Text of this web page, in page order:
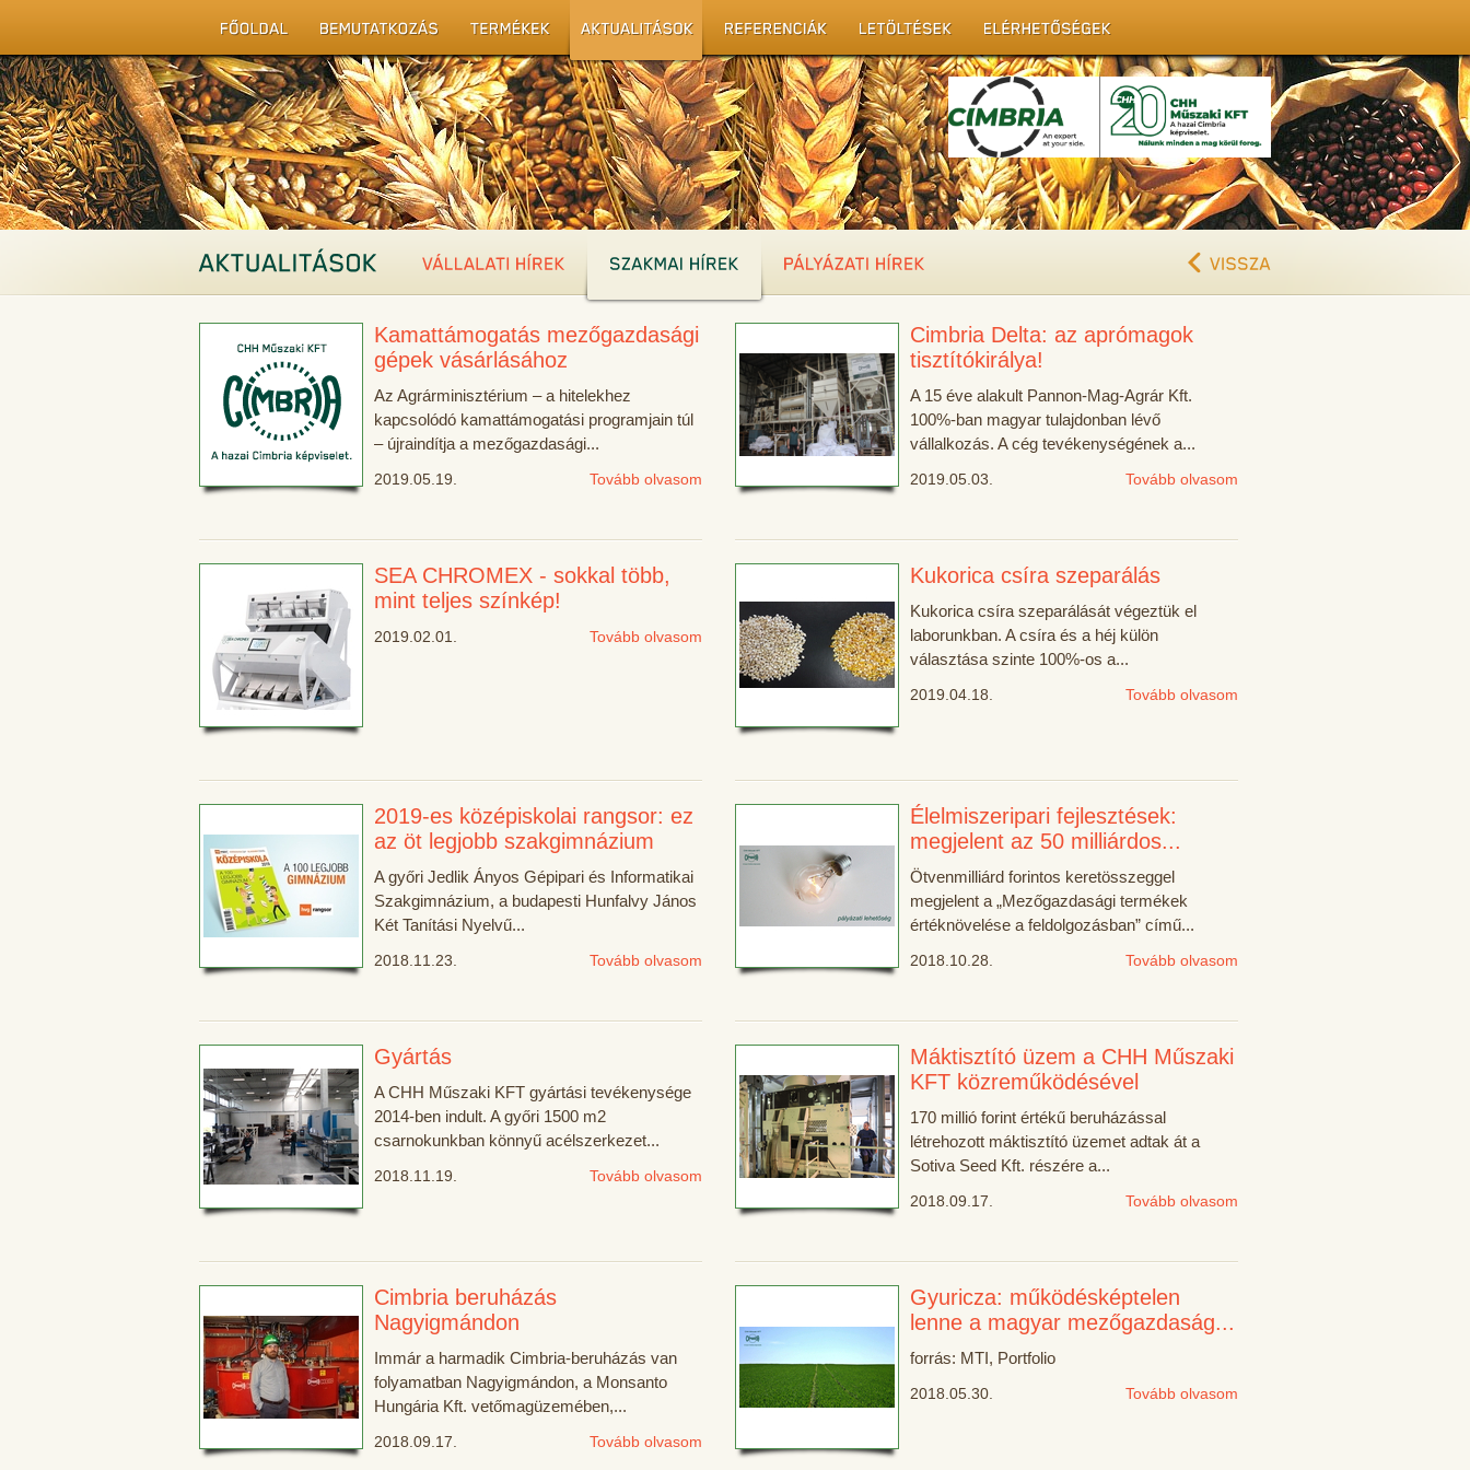
Kamattámogatás mezőgazdasági
gépek vásárlásához
Az Agrárminisztérium – a hitelekhez
kapcsolódó kamattámogatási programjain túl
– újraindítja a mezőgazdasági...
Tovább olvasom
2019.05.19.
Cimbria Delta: az aprómagok
tisztítókirálya!
A 15 éve alakult Pannon-Mag-Agrár Kft.
100%-ban magyar tulajdonban lévő
vállalkozás. A cég tevékenységének a...
Tovább olvasom
2019.05.03.
SEA CHROMEX - sokkal több,
mint teljes színkép!
Tovább olvasom
2019.02.01.
Kukorica csíra szeparálás
Kukorica csíra szeparálását végeztük el
laborunkban. A csíra és a héj külön
választása szinte 100%-os a...
Tovább olvasom
2019.04.18.
2019-es középiskolai rangsor: ez
az öt legjobb szakgimnázium
A győri Jedlik Ányos Gépipari és Informatikai
Szakgimnázium, a budapesti Hunfalvy János
Két Tanítási Nyelvű...
Tovább olvasom
2018.11.23.
Élelmiszeripari fejlesztések:
megjelent az 50 milliárdos...
Ötvenmilliárd forintos keretösszeggel
megjelent a „Mezőgazdasági termékek
értéknövelése a feldolgozásban” című...
Tovább olvasom
2018.10.28.
Gyártás
A CHH Műszaki KFT gyártási tevékenysége
2014-ben indult. A győri 1500 m2
csarnokunkban könnyű acélszerkezet...
Tovább olvasom
2018.11.19.
Máktisztító üzem a CHH Műszaki
KFT közreműködésével
170 millió forint értékű beruházással
létrehozott máktisztító üzemet adtak át a
Sotiva Seed Kft. részére a...
Tovább olvasom
2018.09.17.
Cimbria beruházás
Nagyigmándon
Immár a harmadik Cimbria-beruházás van
folyamatban Nagyigmándon, a Monsanto
Hungária Kft. vetőmagüzemében,...
Tovább olvasom
2018.09.17.
Gyuricza: működésképtelen
lenne a magyar mezőgazdaság...
forrás: MTI, Portfolio
Tovább olvasom
2018.05.30.